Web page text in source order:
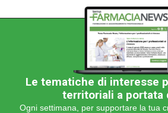
Le tematiche di interesse
territoriali a portata
Ogni settimana, per supportare la tua